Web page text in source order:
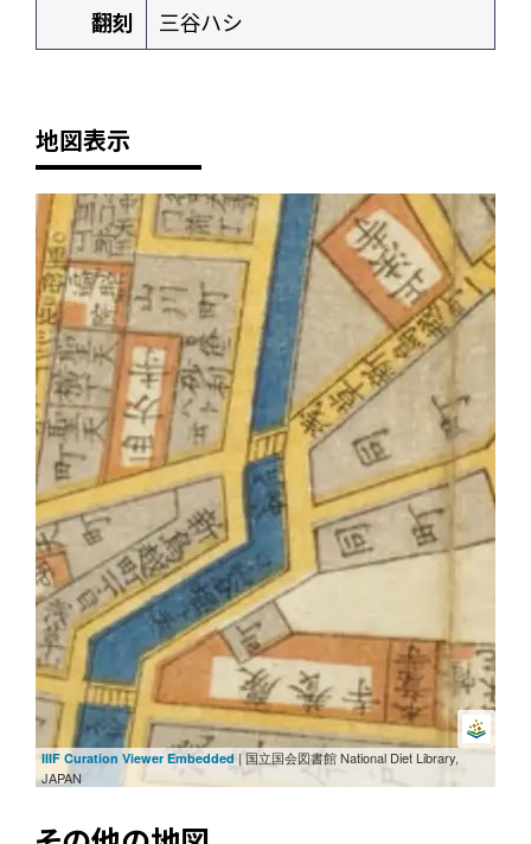
翻刻
三谷ハシ
地図表示
+
-
IIIF Curation Viewer Embedded | 国立国会図書館 National Diet Library,
JAPAN